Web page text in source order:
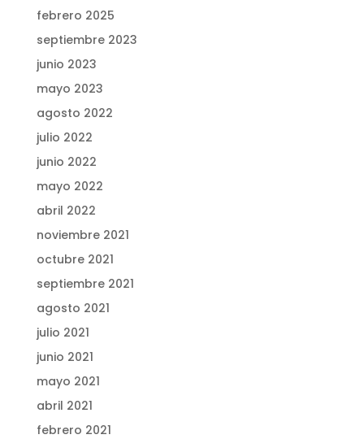
febrero 2025
septiembre 2023
junio 2023
mayo 2023
agosto 2022
julio 2022
junio 2022
mayo 2022
abril 2022
noviembre 2021
octubre 2021
septiembre 2021
agosto 2021
julio 2021
junio 2021
mayo 2021
abril 2021
febrero 2021